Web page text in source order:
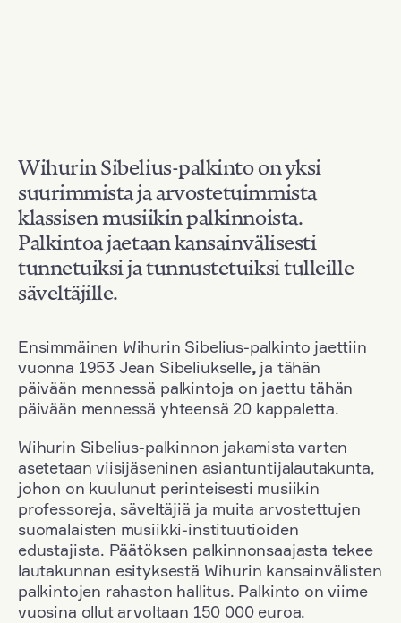
Wihurin Sibelius-palkinto on yksi
suurimmista ja arvostetuimmista
klassisen musiikin palkinnoista.
Palkintoa jaetaan kansainvälisesti
tunnetuiksi ja tunnustetuiksi tulleille
säveltäjille.
Ensimmäinen Wihurin Sibelius-palkinto jaettiin
vuonna 1953 Jean Sibeliukselle, ja tähän
päivään mennessä palkintoja on jaettu tähän
päivään mennessä yhteensä 20 kappaletta.
Wihurin Sibelius-palkinnon jakamista varten
asetetaan viisijäseninen asiantuntijalautakunta,
johon on kuulunut perinteisesti musiikin
professoreja, säveltäjiä ja muita arvostettujen
suomalaisten musiikki-instituutioiden
edustajista. Päätöksen palkinnonsaajasta tekee
lautakunnan esityksestä Wihurin kansainvälisten
palkintojen rahaston hallitus. Palkinto on viime
vuosina ollut arvoltaan 150 000 euroa.